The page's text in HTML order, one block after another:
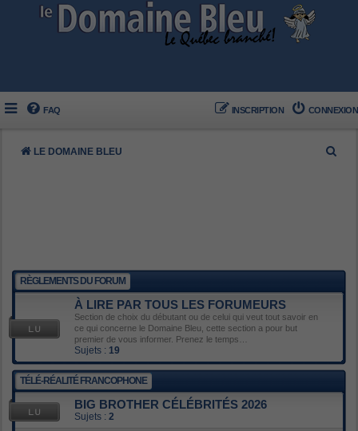
FAQ CONNEXION
INSCRIPTION
LE DOMAINE BLEU
h
RÈGLEMENTS DU FORUM
À LIRE PAR TOUS LES FORUMEURS
Section de choix du débutant ou de celui qui veut tout savoir en
ce qui concerne le Domaine Bleu, cette section a pour but
premier de vous informer. Prenez le temps…
Sujets : 19
TÉLÉ-RÉALITÉ FRANCOPHONE
BIG BROTHER CÉLÉBRITÉS 2026
Sujets : 2